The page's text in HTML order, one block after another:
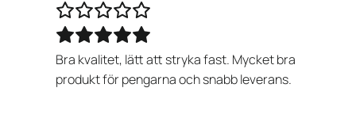
Bra kvalitet, lätt att stryka fast. Mycket bra
produkt för pengarna och snabb leverans.